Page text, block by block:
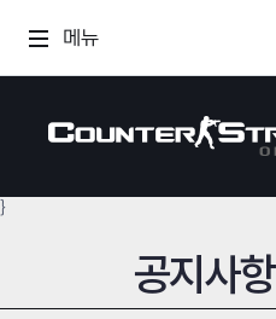
메뉴
}
공지사항